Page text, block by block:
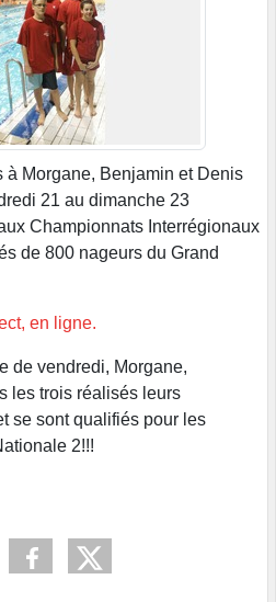
à Morgane, Benjamin et Denis
21 au dimanche 23
Championnats Interrégionaux
de 800 nageurs du Grand
en ligne.
de vendredi, Morgane,
les trois réalisés leurs
se sont qualifiés pour les
2!!!